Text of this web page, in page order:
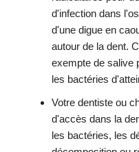
d'infection dans
d'une digue en
autour de la dent.
exempte de salive
les bactéries
Votre dentiste ou
d'accès dans la
les bactéries, les